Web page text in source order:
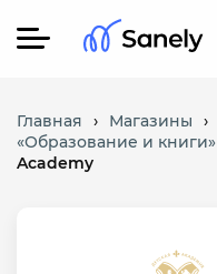
Главная › Магазины ›
«Образование и книги»
Academy